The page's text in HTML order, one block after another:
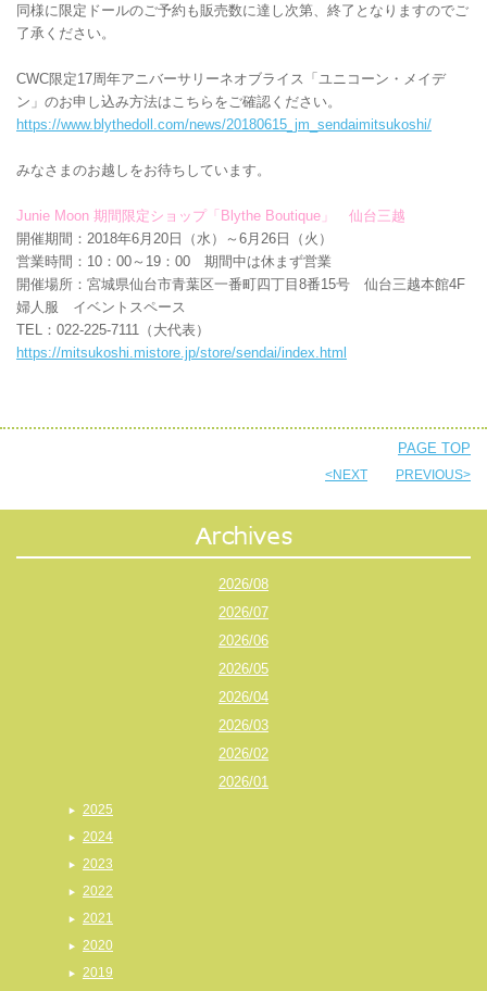
同様に限定ドールのご予約も販売数に達し次第、終了となりますのでご
了承ください。
CWC限定17周年アニバーサリーネオブライス「ユニコーン・メイデ
ン」のお申し込み方法はこちらをご確認ください。
https://www.blythedoll.com/news/20180615_jm_sendaimitsukoshi/
みなさまのお越しをお待ちしています。
Junie Moon 期間限定ショップ「Blythe Boutique」 仙台三越
開催期間：2018年6月20日（水）～6月26日（火）
営業時間：10：00～19：00 期間中は休まず営業
開催場所：宮城県仙台市青葉区一番町四丁目8番15号 仙台三越本館4F
婦人服 イベントスペース
TEL：022-225-7111（大代表）
https://mitsukoshi.mistore.jp/store/sendai/index.html
PAGE TOP
<NEXT PREVIOUS>
2026/08
2026/07
2026/06
2026/05
2026/04
2026/03
2026/02
2026/01
2025
2024
2023
2022
2021
2020
2019